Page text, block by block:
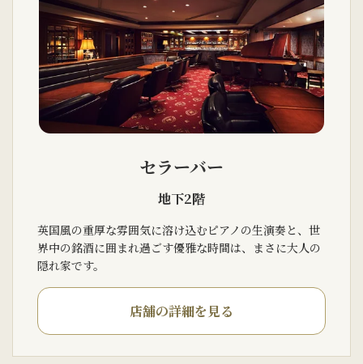
セラーバー
地下2階
英国風の重厚な雰囲気に溶け込むピアノの生演奏と、世
界中の銘酒に囲まれ過ごす優雅な時間は、まさに大人の
隠れ家です。
店舗の詳細を見る